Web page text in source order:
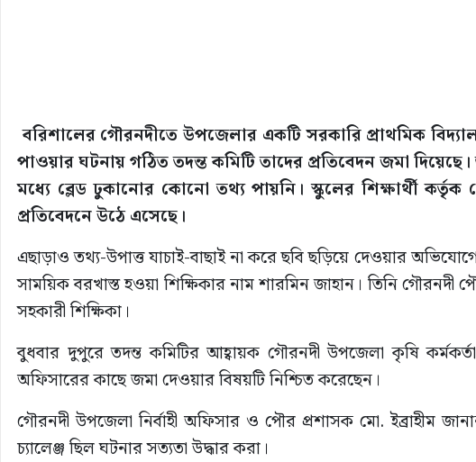
বরিশালের গৌরনদীতে উপজেলার একটি সরকারি প্রাথমিক
পাওয়ার ঘটনায় গঠিত তদন্ত কমিটি তাদের প্রতিবেদন জমা
মধ্যে ব্লেড ঢুকানোর কোনো তথ্য পায়নি। স্কুলের শিক্ষার্থী কর্তৃক
প্রতিবেদনে উঠে এসেছে।
এছাড়াও তথ্য-উপাত্ত যাচাই-বাছাই না করে ছবি ছড়িয়ে দেওয়ার
সাময়িক বরখাস্ত হওয়া শিক্ষিকার নাম শারমিন জাহান। তিনি গৌরনদী
সহকারী শিক্ষিকা।
বুধবার দুপুরে তদন্ত কমিটির আহ্বায়ক গৌরনদী উপজেলা কৃষি
অফিসারের কাছে জমা দেওয়ার বিষয়টি নিশ্চিত করেছেন।
গৌরনদী উপজেলা নির্বাহী অফিসার ও পৌর প্রশাসক মো. ইব্রাহীম
চ্যালেঞ্জ ছিল ঘটনার সত্যতা উদ্ধার করা।